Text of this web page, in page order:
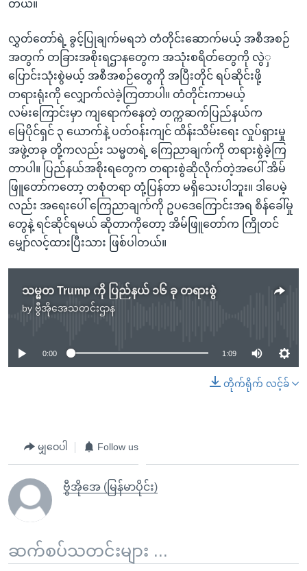
တယ်။
လွှတ်တော်ရဲ့ ခွင့်ပြုချက်မရဘဲ တံတိုင်းဆောက်မယ့် အစီအစဉ်
အတွက် တခြားအစိုးရဌာနတွေက အသုံးစရိတ်တွေကို လွဲှ
ပြောင်းသုံးစွဲမယ့် အစီအစဉ်တွေကို အပြီးတိုင် ရပ်ဆိုင်းဖို့
တရားရုံးကို လျှောက်လဲခဲ့ကြတာပါ။ တံတိုင်းကာမယ့်
လမ်းကြောင်းမှာ ကျရောက်နေတဲ့ တက္ကဆက်ပြည်နယ်က
မြေပိုင်ရှင် ၃ ယောက်နဲ့ ပတ်ဝန်းကျင် ထိန်းသိမ်းရေး လှုပ်ရှားမှု
အဖွဲ့တခု တို့ကလည်း သမ္မတရဲ့ ကြေညာချက်ကို တရားစွဲခဲ့ကြ
တာပါ။ ပြည်နယ်အစိုးရတွေက တရားစွဲဆိုလိုက်တဲ့အပေါ် အိမ်
ဖြူတော်ကတော့ တစုံတရာ တုံ့ပြန်တာ မရှိသေးပါဘူး။ ဒါပေမဲ့
လည်း အရေးပေါ် ကြေညာချက်ကို ဥပဒေကြောင်းအရ စိန်ခေါ်မှု
တွေနဲ့ ရင်ဆိုင်ရမယ် ဆိုတာကိုတော့ အိမ်ဖြူတော်က ကြိုတင်
မျှော်လင့်ထားပြီးသား ဖြစ်ပါတယ်။
သမ္မတ Trump ကို ပြည်နယ် ၁၆ ခု တရားစွဲ
by ဗွီအိုအေသတင်းဌာန
No media source currently available
0:00 1:09
တိုက်ရိုက် လင့်ခ်
မျှဝေပါ Follow us
ဗွီအိုအေ (မြန်မာပိုင်း)
ဆက်စပ်သတင်းများ ...